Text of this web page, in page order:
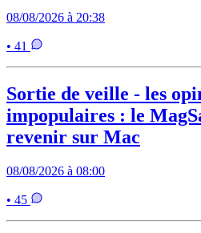
08/08/2026 à 20:38
• 41
Sortie de veille - les
impopulaires : le
revenir sur Mac
08/08/2026 à 08:00
• 45